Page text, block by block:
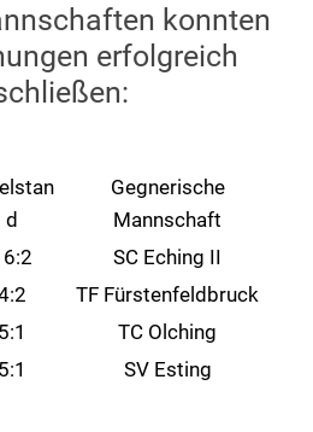
konnten
erfolgreich
d
Gegnerische
Mannschaft
SC Eching II
TF Fürstenfeldbruck
5:1
TC Olching
5:1 SV Esting